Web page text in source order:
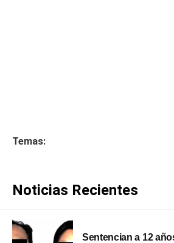
Temas:
Noticias Recientes
Sentencian a 12